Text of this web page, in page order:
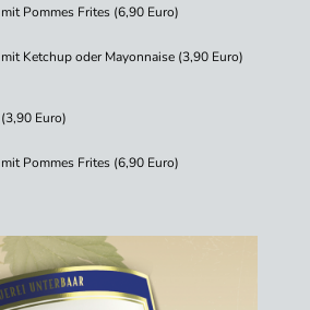
mit Pommes Frites (6,90 Euro)
mit Ketchup oder Mayonnaise (3,90 Euro)
(3,90 Euro)
mit Pommes Frites (6,90 Euro)